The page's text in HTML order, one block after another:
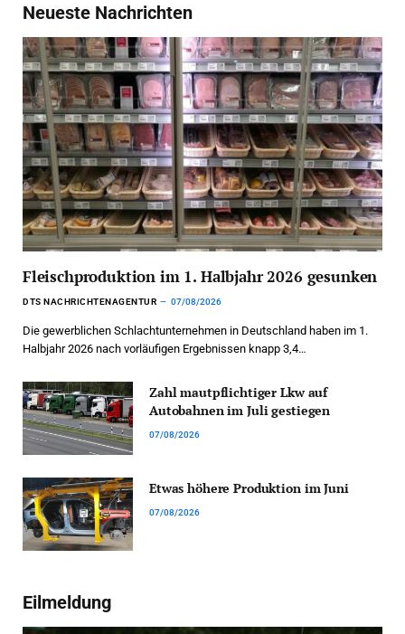
Neueste Nachrichten
Fleischproduktion im 1. Halbjahr 2026 gesunken
DTS NACHRICHTENAGENTUR 07/08/2026
Die gewerblichen Schlachtunternehmen in Deutschland haben im 1.
Halbjahr 2026 nach vorläufigen Ergebnissen knapp 3,4…
Zahl mautpflichtiger Lkw auf
Autobahnen im Juli gestiegen
07/08/2026
Etwas höhere Produktion im Juni
07/08/2026
Eilmeldung